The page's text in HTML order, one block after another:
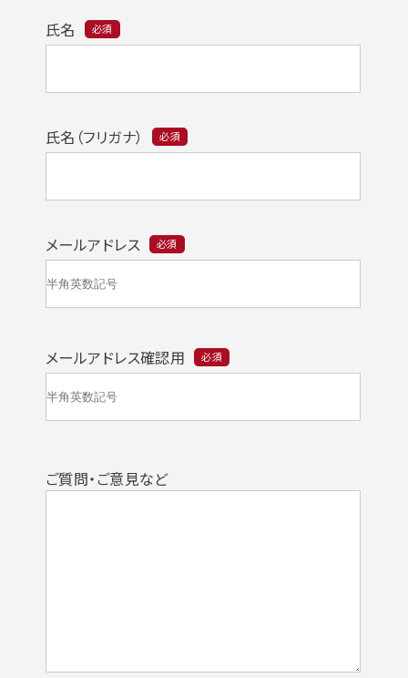
氏名 必須
氏名（フリガナ） 必須
メールアドレス 必須
メールアドレス確認用 必須
ご質問・ご意見など